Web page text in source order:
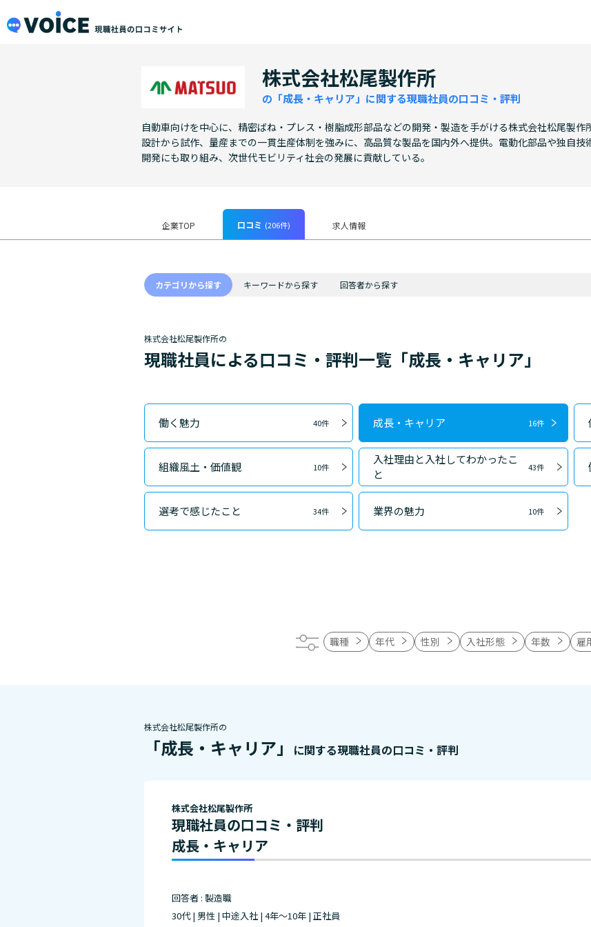
メインコンテンツにスキップ
株式会社松尾製作所
の「成長・キャリア」に関する現職社員の口コミ・評判
自動車向けを中心に、精密ばね・プレス・樹脂成形部品などの開発・製造を手がける株式会社松尾製作
設計から試作、量産までの一貫生産体制を強みに、高品質な製品を国内外へ提供。電動化部品や独自技
開発にも取り組み、次世代モビリティ社会の発展に貢献している。
企業TOP 口コミ (206件) 求人情報
カテゴリから探す キーワードから探す 回答者から探す
株式会社松尾製作所の
現職社員による口コミ・評判一覧「成長・キャリア」
働く魅力 40件 成長・キャリア 16件
組織風土・価値観 10件
入社理由と入社してわかったこ
と
43件
選考で感じたこと 34件 業界の魅力 10件
職種 年代 性別 入社形態 年数 雇
株式会社松尾製作所の
「成長・キャリア」 に関する現職社員の口コミ・評判
株式会社松尾製作所
現職社員の口コミ・評判
成長・キャリア
回答者 : 製造職
30代 | 男性 | 中途入社 | 4年～10年 | 正社員